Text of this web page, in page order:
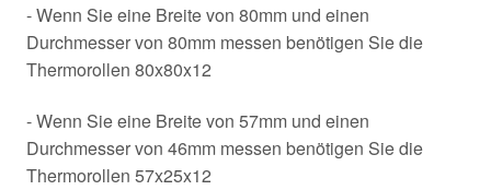
- Wenn Sie eine Breite von 80mm und einen
Durchmesser von 80mm messen benötigen Sie die
Thermorollen 80x80x12
- Wenn Sie eine Breite von 57mm und einen
Durchmesser von 46mm messen benötigen Sie die
Thermorollen 57x25x12